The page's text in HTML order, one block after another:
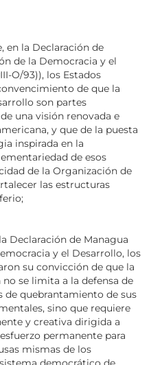
en la Declaración de
de la Democracia y el
O/93)), los Estados
de que la
son partes
una visión renovada e
y que de la puesta
inspirada en la
de esos
de la Organización de
las estructuras
Declaración de Managua
y el Desarrollo, los
su convicción de que la
se limita a la defensa de
de quebrantamiento de sus
sino que requiere
y creativa dirigida a
permanente para
mismas de los